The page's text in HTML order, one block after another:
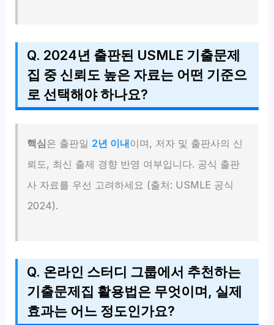
Q. 2024년 출판된 USMLE 기출문제
집 중 신뢰도 높은 자료는 어떤 기준으
로 선택해야 하나요?
핵심은 출판일 2년 이내이며, 저자 및 출판사의 신
뢰도, 최신 출제 경향 반영 여부입니다. 공식 출판
사 자료를 우선 고려하세요 (출처: USMLE 공식
2024).
Q. 온라인 스터디 그룹에서 추천하는
기출문제집 활용법은 무엇이며, 실제
효과는 어느 정도인가요?